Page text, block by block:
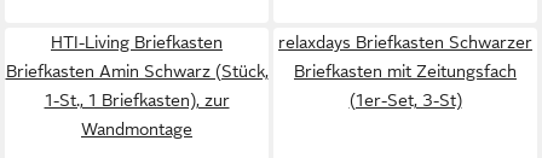
HTI-Living Briefkasten
Briefkasten Amin Schwarz (Stück,
1-St., 1 Briefkasten), zur
Wandmontage
relaxdays Briefkasten Schwarzer
Briefkasten mit Zeitungsfach
(1er-Set, 3-St)